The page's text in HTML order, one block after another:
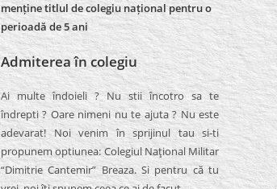
menține titlul de colegiu național pentru o
perioadă de 5 ani
Admiterea în colegiu
Ai multe îndoieli ? Nu stii încotro sa te
îndrepti ? Oare nimeni nu te ajuta ? Nu este
adevarat! Noi venim în sprijinul tau si-ti
propunem optiunea: Colegiul Naţional Militar
“Dimitrie Cantemir” Breaza. Si pentru că tu